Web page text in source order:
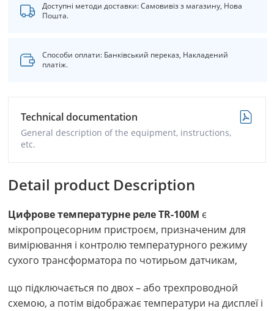
Доступні методи доставки: Самовивіз з магазину, Нова
Пошта.
Способи оплати: Банківський переказ, Накладений
платіж.
Technical documentation
General description of the equipment, instructions,
etc.
Detail product Description
Цифрове температурне реле ТR-100М є
мікропроцесорним пристроєм, призначеним для
вимірювання і контролю температурного режиму
сухого трансформатора по чотирьом датчикам,
що підключається по двох – або трехпроводной
схемою, а потім відображає температури на дисплеї і